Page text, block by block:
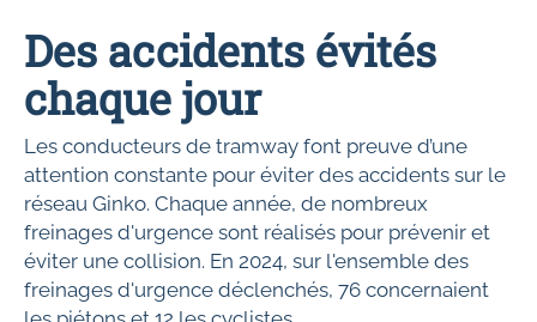
Des accidents évités
chaque jour
Les conducteurs de tramway font preuve d’une
attention constante pour éviter des accidents sur le
réseau Ginko. Chaque année, de nombreux
freinages d'urgence sont réalisés pour prévenir et
éviter une collision. En 2024, sur l'ensemble des
freinages d'urgence déclenchés, 76 concernaient